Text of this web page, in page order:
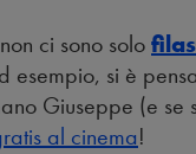
ci sono solo
esempio, si è
Giuseppe (e
al cinema!